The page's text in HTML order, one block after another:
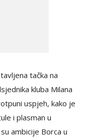
tačka na
kluba Milana
uspjeh, kako je
i plasman u
ambicije Borca u